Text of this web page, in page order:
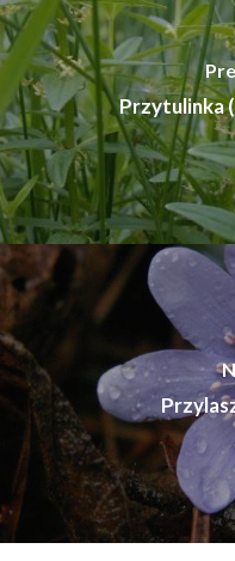
Przytulinka